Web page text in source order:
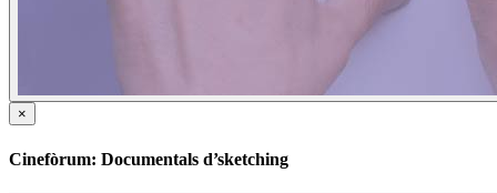
×
Cinefòrum: Documentals d’sketching